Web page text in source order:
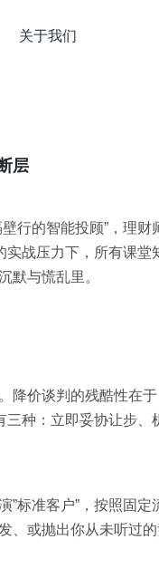
关于我们
层
行的智能投顾”，理财
实战压力下，所有课
默与慌乱里。
降价谈判的残酷性在
种：立即妥协让步
标准客户”，按照固
或抛出你从未听过